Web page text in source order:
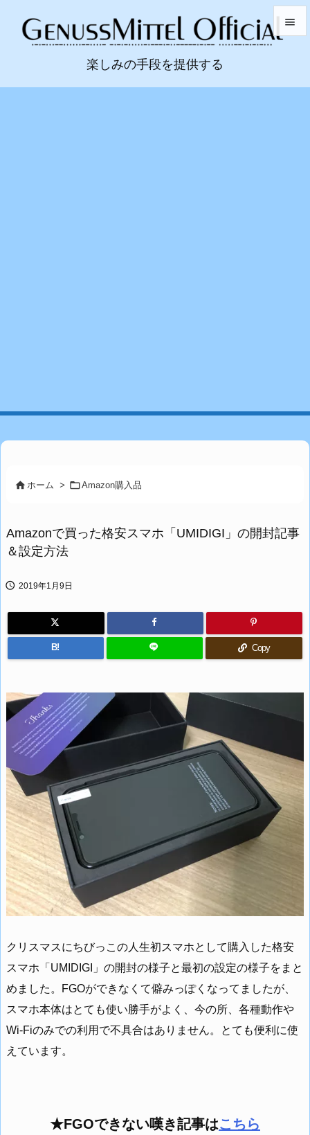
楽しみの手段を提供する


 ホーム > Amazon購入品
Amazonで買った格安スマホ「UMIDIGI」の開封記事
＆設定方法
 2019年1月9日
B! Copy
クリスマスにちびっこの人生初スマホとして購入した格安
スマホ「UMIDIGI」の開封の様子と最初の設定の様子をまと
めました。FGOができなくて僻みっぽくなってましたが、
スマホ本体はとても使い勝手がよく、今の所、各種動作や
Wi-Fiのみでの利用で不具合はありません。とても便利に使
えています。
★FGOできない嘆き記事はこちら